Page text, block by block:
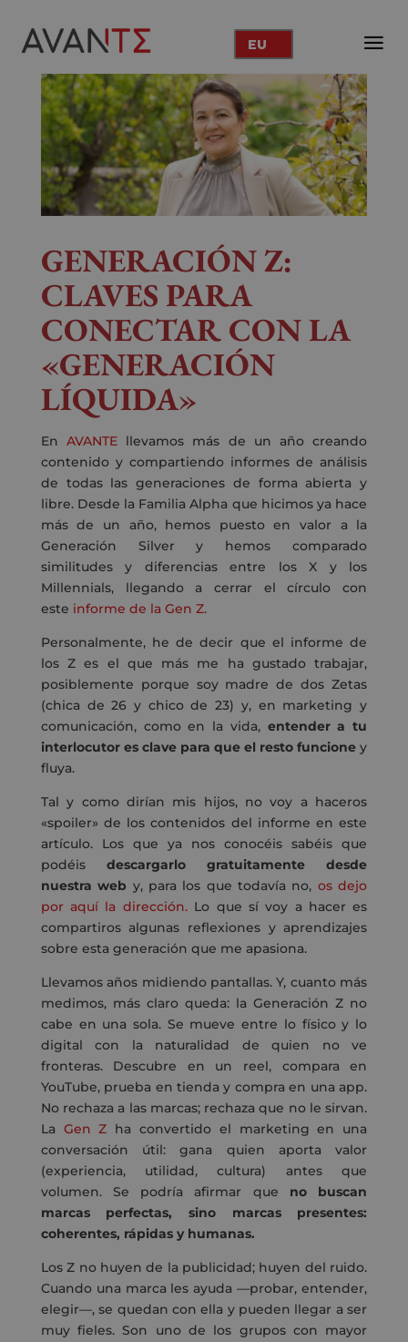
EU
GENERACIÓN Z:
CLAVES PARA
CONECTAR CON LA
«GENERACIÓN
LÍQUIDA»
En AVANTE llevamos más de un año creando
contenido y compartiendo informes de análisis
de todas las generaciones de forma abierta y
libre. Desde la Familia Alpha que hicimos ya hace
más de un año, hemos puesto en valor a la
Generación Silver y hemos comparado
similitudes y diferencias entre los X y los
Millennials, llegando a cerrar el círculo con
este informe de la Gen Z.
Personalmente, he de decir que el informe de
los Z es el que más me ha gustado trabajar,
posiblemente porque soy madre de dos Zetas
(chica de 26 y chico de 23) y, en marketing y
comunicación, como en la vida, entender a tu
interlocutor es clave para que el resto funcione y
fluya.
Tal y como dirían mis hijos, no voy a haceros
«spoiler» de los contenidos del informe en este
artículo. Los que ya nos conocéis sabéis que
podéis
descargarlo gratuitamente desde
nuestra web y, para los que todavía no, os dejo
por aquí la dirección. Lo que sí voy a hacer es
compartiros algunas reflexiones y aprendizajes
sobre esta generación que me apasiona.
Llevamos años midiendo pantallas. Y, cuanto más
medimos, más claro queda: la Generación Z no
cabe en una sola. Se mueve entre lo físico y lo
digital con la naturalidad de quien no ve
fronteras. Descubre en un reel, compara en
YouTube, prueba en tienda y compra en una app.
No rechaza a las marcas; rechaza que no le sirvan.
La Gen Z ha convertido el marketing en una
conversación útil: gana quien aporta valor
(experiencia, utilidad, cultura) antes que
volumen. Se podría afirmar que
no buscan
marcas perfectas, sino marcas presentes:
coherentes, rápidas y humanas.
Los Z no huyen de la publicidad; huyen del ruido.
Cuando una marca les ayuda —probar, entender,
elegir—, se quedan con ella y pueden llegar a ser
muy fieles. Son uno de los grupos con mayor